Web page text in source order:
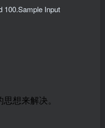
100.Sample Input
想来解决。